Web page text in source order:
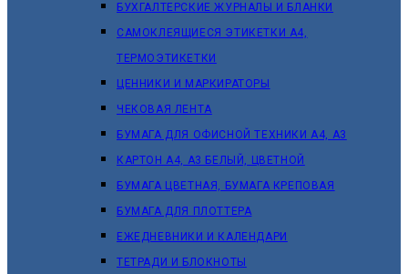
БУХГАЛТЕРСКИЕ ЖУРНАЛЫ И БЛАНКИ
САМОКЛЕЯЩИЕСЯ ЭТИКЕТКИ А4,
ТЕРМОЭТИКЕТКИ
ЦЕННИКИ И МАРКИРАТОРЫ
ЧЕКОВАЯ ЛЕНТА
БУМАГА ДЛЯ ОФИСНОЙ ТЕХНИКИ А4, А3
КАРТОН А4, А3 БЕЛЫЙ, ЦВЕТНОЙ
БУМАГА ЦВЕТНАЯ, БУМАГА КРЕПОВАЯ
БУМАГА ДЛЯ ПЛОТТЕРА
ЕЖЕДНЕВНИКИ И КАЛЕНДАРИ
ТЕТРАДИ И БЛОКНОТЫ